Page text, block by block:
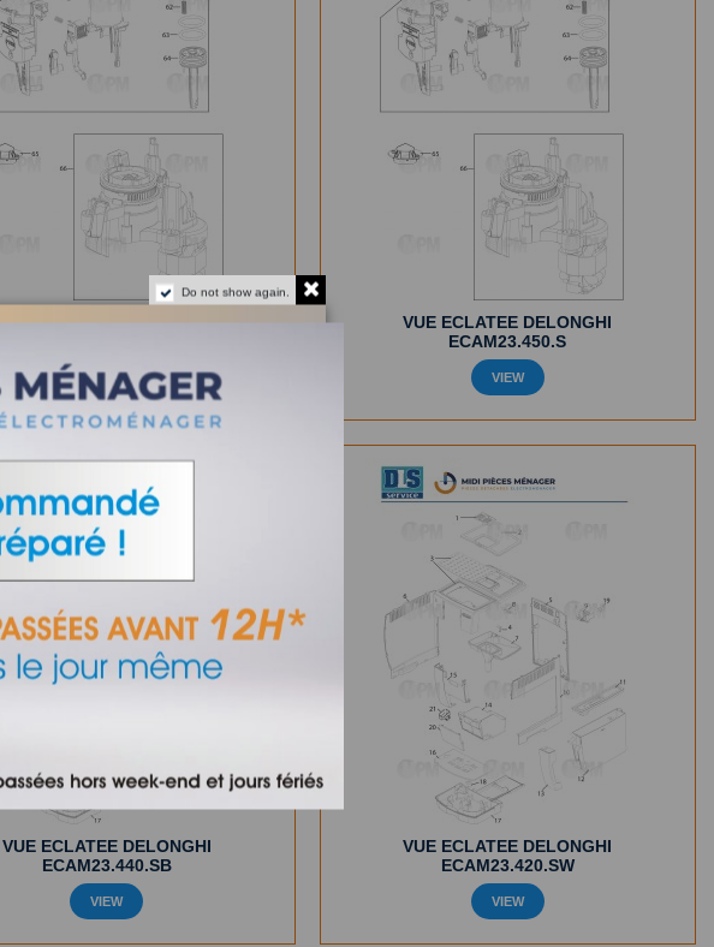
VUE ECLATEE DELONGHI
VIEW
VUE ECLATEE DELONGHI
ECAM23.450.S
VIEW
VUE ECLATEE DELONGHI
ECAM23.440.SB
VIEW
VUE ECLATEE DELONGHI
ECAM23.420.SW
VIEW
Do not show again.